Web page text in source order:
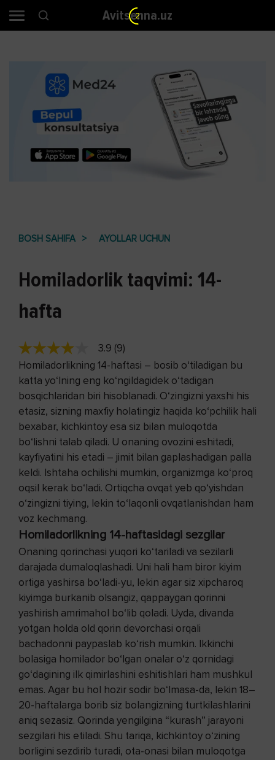
Avitsenna.uz
BOSH SAHIFA AYOLLAR UCHUN
Homiladorlik taqvimi: 14-
hafta
3.9 (9)
Homiladorlikning 14-haftasi – bosib o‘tiladigan bu
katta yo‘lning eng ko‘ngildagidek o‘tadigan
bosqichlaridan biri hisoblanadi. O‘zingizni yaxshi his
etasiz, sizning maxfiy holatingiz haqida ko‘pchilik hali
bexabar, kichkintoy esa siz bilan muloqotda
bo‘lishni talab qiladi. U onaning ovozini eshitadi,
kayfiyatini his etadi – jimit bilan gaplashadigan palla
keldi. Ishtaha ochilishi mumkin, organizmga ko‘proq
oqsil kerak bo‘ladi. Ortiqcha ovqat yeb qo‘yishdan
o‘zingizni tiying, lekin to‘laqonli ovqatlanishdan ham
voz kechmang.
Homiladorlikning 14-haftasidagi sezgilar
Onaning qorinchasi yuqori ko‘tariladi va sezilarli
darajada dumaloqlashadi. Uni hali ham biror kiyim
ortiga yashirsa bo‘ladi-yu, lekin agar siz xipcharoq
kiyimga burkanib olsangiz, qappaygan qorinni
yashirish amrimahol bo‘lib qoladi. Uyda, divanda
yotgan holda old qorin devorchasi orqali
bachadonni paypaslab ko‘rish mumkin. Ikkinchi
bolasiga homilador bo‘lgan onalar o‘z qornidagi
go‘dagining ilk qimirlashini eshitishlari ham mushkul
emas. Agar bu hol hozir sodir bo‘lmasa-da, lekin 18–
20-haftalarga borib siz bolangizning turtkilashlarini
aniq sezasiz. Qorinda yengilgina “kurash” jarayoni
sezgilari his etiladi. Shu tariqa, kichkintoy o‘zining
borligini sezdirib turadi, ota-onasi bilan muloqotga
2